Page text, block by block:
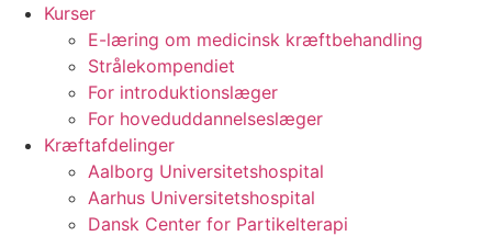
Kurser
E-læring om medicinsk kræftbehandling
Strålekompendiet
For introduktionslæger
For hoveduddannelseslæger
Kræftafdelinger
Aalborg Universitetshospital
Aarhus Universitetshospital
Dansk Center for Partikelterapi